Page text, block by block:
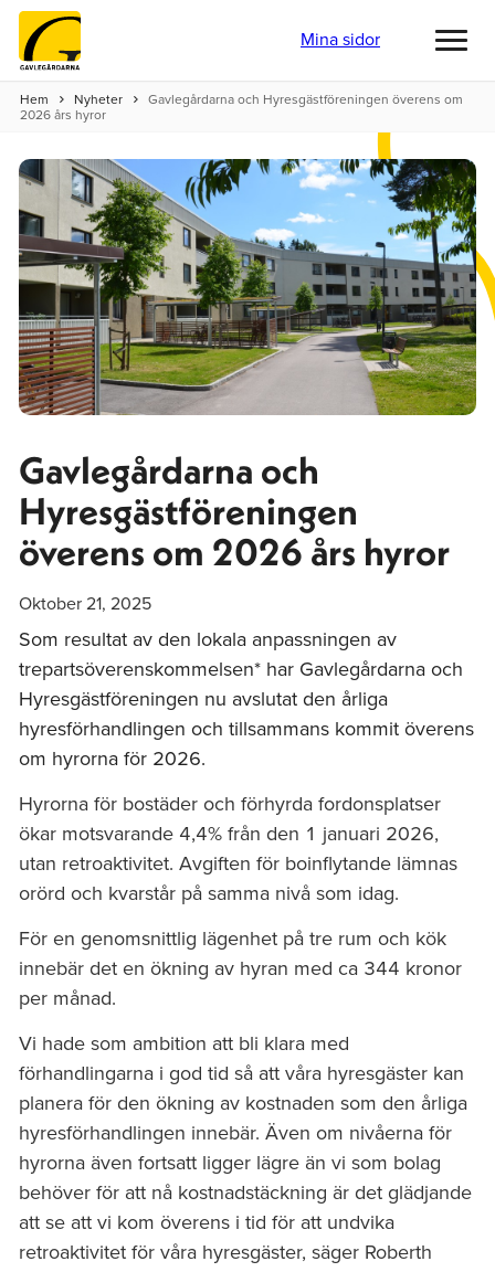
Mina sidor
Hem Nyheter
Gavlegårdarna och Hyresgästföreningen överens om
2026 års hyror
Gavlegårdarna och
Hyresgästföreningen
överens om 2026 års hyror
Oktober 21, 2025
Som resultat av den lokala anpassningen av
trepartsöverenskommelsen* har Gavlegårdarna och
Hyresgästföreningen nu avslutat den årliga
hyresförhandlingen och tillsammans kommit överens
om hyrorna för 2026.
Hyrorna för bostäder och förhyrda fordonsplatser
ökar motsvarande 4,4% från den 1 januari 2026,
utan retroaktivitet. Avgiften för boinflytande lämnas
orörd och kvarstår på samma nivå som idag.
För en genomsnittlig lägenhet på tre rum och kök
innebär det en ökning av hyran med ca 344 kronor
per månad.
Vi hade som ambition att bli klara med
förhandlingarna i god tid så att våra hyresgäster kan
planera för den ökning av kostnaden som den årliga
hyresförhandlingen innebär. Även om nivåerna för
hyrorna även fortsatt ligger lägre än vi som bolag
behöver för att nå kostnadstäckning är det glädjande
att se att vi kom överens i tid för att undvika
retroaktivitet för våra hyresgäster, säger Roberth